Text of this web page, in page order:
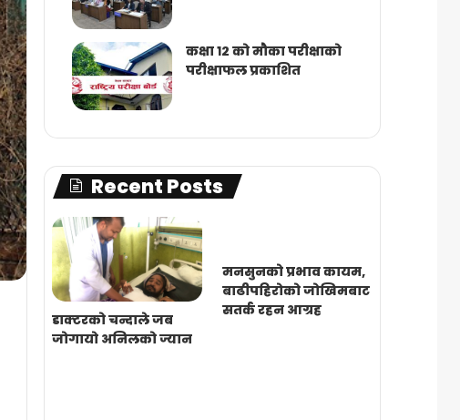
कक्षा १२ को मौका परीक्षाको
परीक्षाफल प्रकाशित
Recent Posts
डाक्टरको चन्दाले जब
जोगायो अनिलको ज्यान
मनसुनको प्रभाव कायम,
बाढीपहिरोको जोखिमबाट
सतर्क रहन आग्रह